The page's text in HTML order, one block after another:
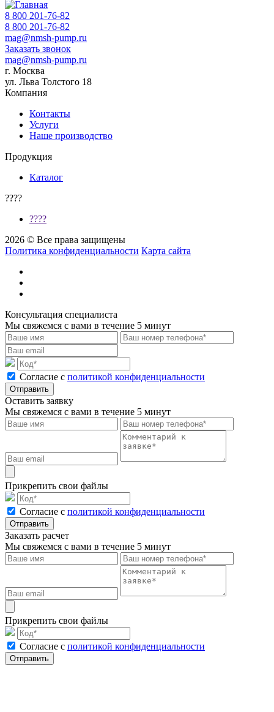
8 800 201-76-82
8 800 201-76-82
mag@nmsh-pump.ru
Заказать звонок
mag@nmsh-pump.ru
г. Москва
ул. Льва Толстого 18
Компания
Контакты
Услуги
Наше производство
Продукция
Каталог
????
????
2026 © Все права защищены
Политика конфиденциальности Карта сайта
Консультация специалиста
Мы свяжемся с вами в течение 5 минут
Cогласие с политикой конфиденциальности
Отправить
Оставить заявку
Мы свяжемся с вами в течение 5 минут
Прикрепить свои файлы
Cогласие с политикой конфиденциальности
Отправить
Заказать расчет
Мы свяжемся с вами в течение 5 минут
Прикрепить свои файлы
Cогласие с политикой конфиденциальности
Отправить